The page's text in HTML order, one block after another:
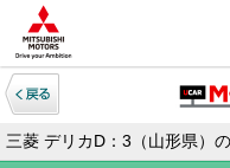
三菱 デリカD：3（山形県）